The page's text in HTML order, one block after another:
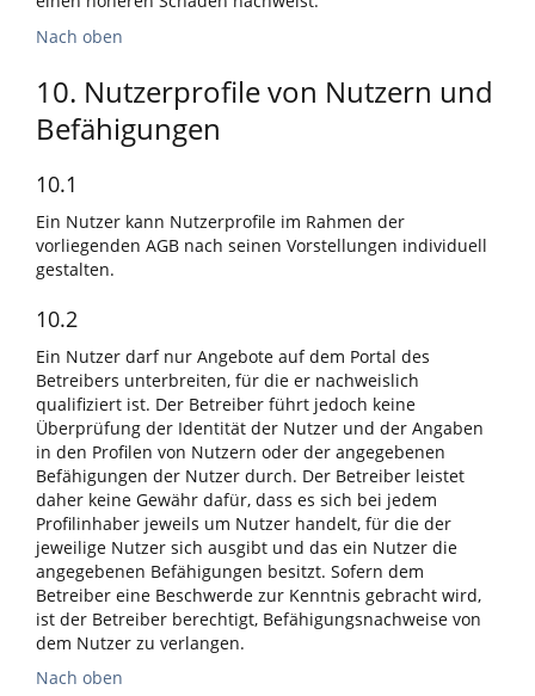
Nach oben
10. Nutzerprofile von Nutzern und
Befähigungen
10.1
Ein Nutzer kann Nutzerprofile im Rahmen der
vorliegenden AGB nach seinen Vorstellungen individuell
gestalten.
10.2
Ein Nutzer darf nur Angebote auf dem Portal des
Betreibers unterbreiten, für die er nachweislich
qualifiziert ist. Der Betreiber führt jedoch keine
Überprüfung der Identität der Nutzer und der Angaben
in den Profilen von Nutzern oder der angegebenen
Befähigungen der Nutzer durch. Der Betreiber leistet
daher keine Gewähr dafür, dass es sich bei jedem
Profilinhaber jeweils um Nutzer handelt, für die der
jeweilige Nutzer sich ausgibt und das ein Nutzer die
angegebenen Befähigungen besitzt. Sofern dem
Betreiber eine Beschwerde zur Kenntnis gebracht wird,
ist der Betreiber berechtigt, Befähigungsnachweise von
dem Nutzer zu verlangen.
Nach oben